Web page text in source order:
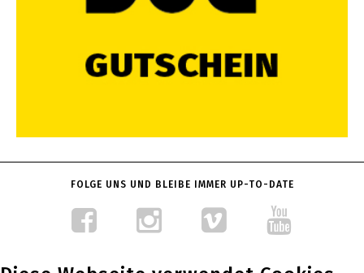
FOLGE UNS UND BLEIBE IMMER UP-TO-DATE